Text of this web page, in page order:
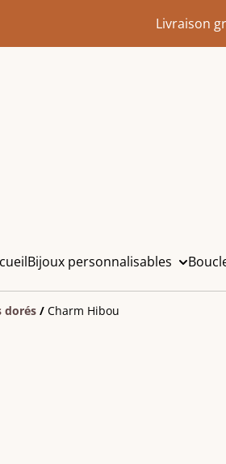
Livraison
Bijoux personnalisables
dorés / Charm Hibou